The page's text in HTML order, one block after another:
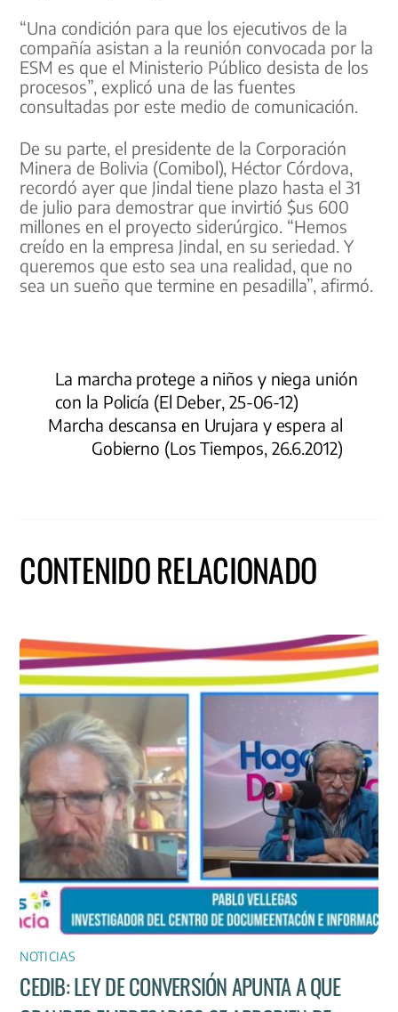
“Una condición para que los ejecutivos de la
compañía asistan a la reunión convocada por la
ESM es que el Ministerio Público desista de los
procesos”, explicó una de las fuentes
consultadas por este medio de comunicación.
De su parte, el presidente de la Corporación
Minera de Bolivia (Comibol), Héctor Córdova,
recordó ayer que Jindal tiene plazo hasta el 31
de julio para demostrar que invirtió $us 600
millones en el proyecto siderúrgico. “Hemos
creído en la empresa Jindal, en su seriedad. Y
queremos que esto sea una realidad, que no
sea un sueño que termine en pesadilla”, afirmó.
La marcha protege a niños y niega unión
con la Policía (El Deber, 25-06-12)
Marcha descansa en Urujara y espera al
Gobierno (Los Tiempos, 26.6.2012)
CONTENIDO RELACIONADO
NOTICIAS
CEDIB: LEY DE CONVERSIÓN APUNTA A QUE